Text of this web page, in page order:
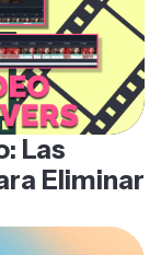
Las
Eliminar